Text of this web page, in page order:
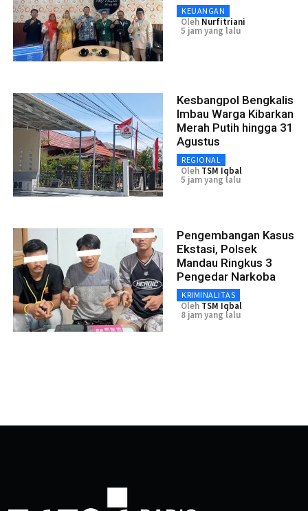
KEUANGAN
Oleh Nurfitriani
5 jam yang lalu
Kesbangpol Bengkalis
Imbau Warga Kibarkan
Merah Putih hingga 31
Agustus
REGIONAL
Oleh TSM Iqbal
5 jam yang lalu
Pengembangan Kasus
Ekstasi, Polsek
Mandau Ringkus 3
Pengedar Narkoba
KRIMINALITAS
Oleh TSM Iqbal
8 jam yang lalu